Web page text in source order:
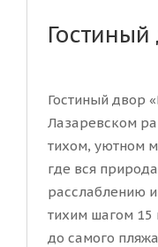
Гостиный двор
Лазаревском
тихом, уютном
где вся
расслаблению
тихим шагом 15
до самого